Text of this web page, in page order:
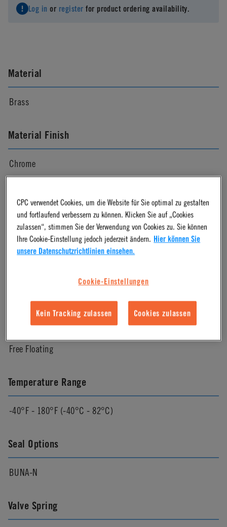
Log in or register for product ordering availability.
Material
Brass
Material Finish
Chrome
Pressure Range
Vacuum to 250 psi, 17.3 bar
Color
Mounting Option
Free Floating
Temperature Range
-40°F - 180°F (-40°C - 82°C)
Seal Options
BUNA-N
Valve Spring
CPC verwendet Cookies, um die Website für Sie optimal zu gestalten
und fortlaufend verbessern zu können. Klicken Sie auf „Cookies
zulassen“, stimmen Sie der Verwendung von Cookies zu. Sie können
Ihre Cookie-Einstellung jedoch jederzeit ändern. Hier können Sie
unsere Datenschutzrichtlinien einsehen.
Cookie-Einstellungen
Kein Tracking zulassen Cookies zulassen